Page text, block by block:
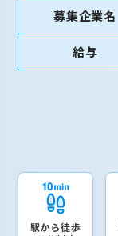
募集企業名
給与
駅から徒歩